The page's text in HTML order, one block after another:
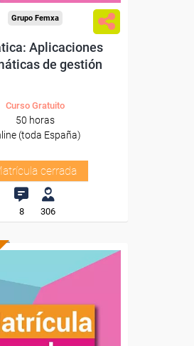
Grupo Femxa
Aplicaciones
de gestión
Curso Gratuito
50 horas
(toda España)
cerrada
8 306